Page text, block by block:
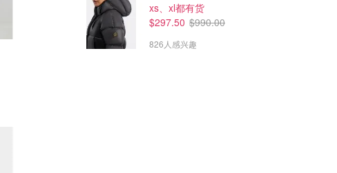
xs、xl都有货
$297.50 $990.00
826人感兴趣